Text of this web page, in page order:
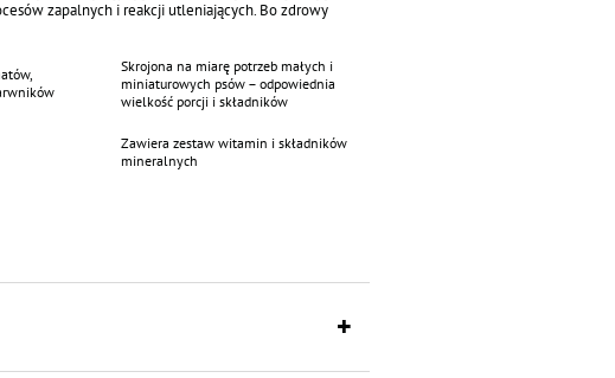
zapalnych i reakcji utleniających. Bo zdrowy
Skrojona na miarę potrzeb małych i
miniaturowych psów – odpowiednia
wielkość porcji i składników
Zawiera zestaw witamin i składników
mineralnych